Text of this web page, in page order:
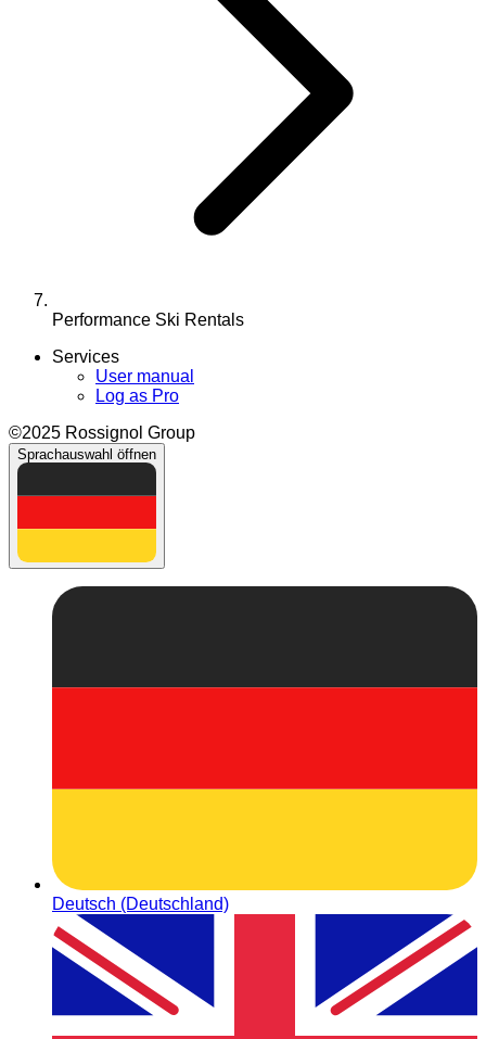
Performance Ski Rentals
Services
User manual
Log as Pro
©2025 Rossignol Group
Sprachauswahl öffnen
Deutsch (Deutschland)